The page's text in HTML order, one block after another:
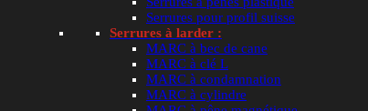
Serrures pour profil suisse
Serrures à larder :
MARC à bec de cane
MARC à clé L
MARC à condamnation
MARC à cylindre